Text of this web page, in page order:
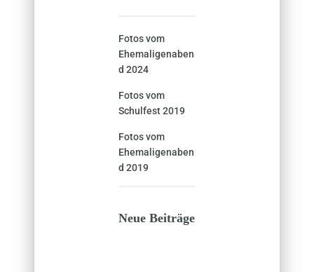
Fotos vom
Ehemaligenaben
d 2024
Fotos vom
Schulfest 2019
Fotos vom
Ehemaligenaben
d 2019
Neue Beiträge